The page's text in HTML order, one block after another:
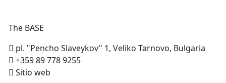
The BASE
pl. "Pencho Slaveykov" 1, Veliko Tarnovo, Bulgaria
+359 89 778 9255
Sitio web